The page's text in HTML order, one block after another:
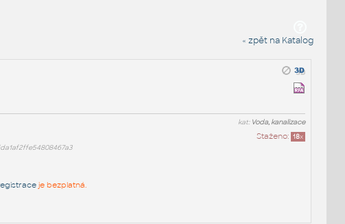
« zpět na Katalog
kat: Voda, kanalizace
Staženo: 18x
je bezplatná.